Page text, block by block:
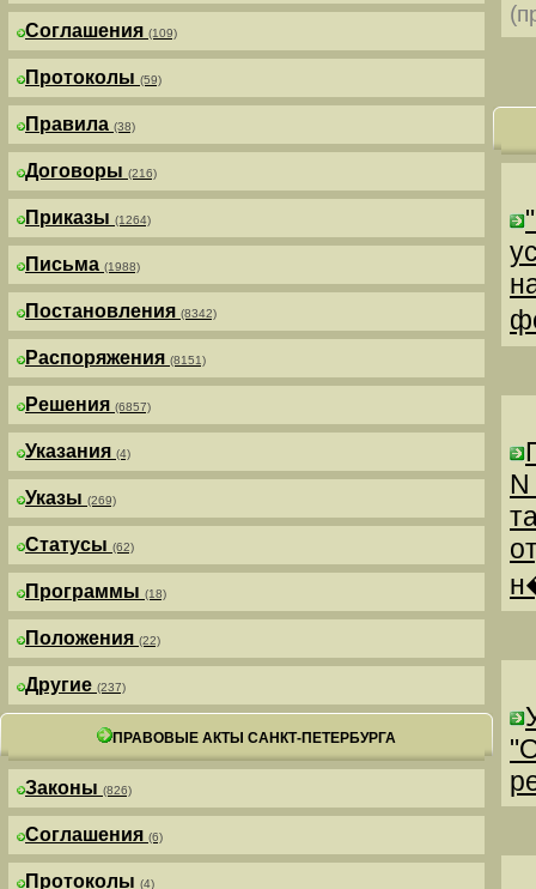
Соглашения (109)
Протоколы (59)
Правила (38)
Договоры (216)
Приказы (1264)
Письма (1988)
Постановления (8342)
Распоряжения (8151)
Решения (6857)
Указания (4)
Указы (269)
Статусы (62)
Программы (18)
Положения (22)
Другие (237)
ПРАВОВЫЕ АКТЫ САНКТ-ПЕТЕРБУРГА
Законы (826)
Соглашения (6)
Протоколы (4)